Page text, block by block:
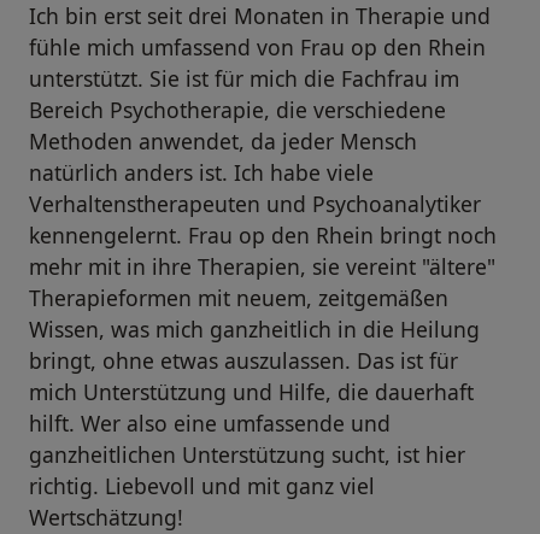
Ich bin erst seit drei Monaten in Therapie und
fühle mich umfassend von Frau op den Rhein
unterstützt. Sie ist für mich die Fachfrau im
Bereich Psychotherapie, die verschiedene
Methoden anwendet, da jeder Mensch
natürlich anders ist. Ich habe viele
Verhaltenstherapeuten und Psychoanalytiker
kennengelernt. Frau op den Rhein bringt noch
mehr mit in ihre Therapien, sie vereint "ältere"
Therapieformen mit neuem, zeitgemäßen
Wissen, was mich ganzheitlich in die Heilung
bringt, ohne etwas auszulassen. Das ist für
mich Unterstützung und Hilfe, die dauerhaft
hilft. Wer also eine umfassende und
ganzheitlichen Unterstützung sucht, ist hier
richtig. Liebevoll und mit ganz viel
Wertschätzung!